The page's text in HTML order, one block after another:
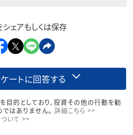
ェアもしくは保存
ートに回答する
目的としており、投資その他の行動を勧
はありません。 詳細こちら >>
いて >>